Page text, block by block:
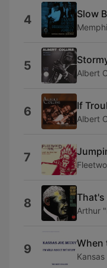
4 Slow
5 Albert
6 If
Albert
7
8 That's
Arthur
9 When